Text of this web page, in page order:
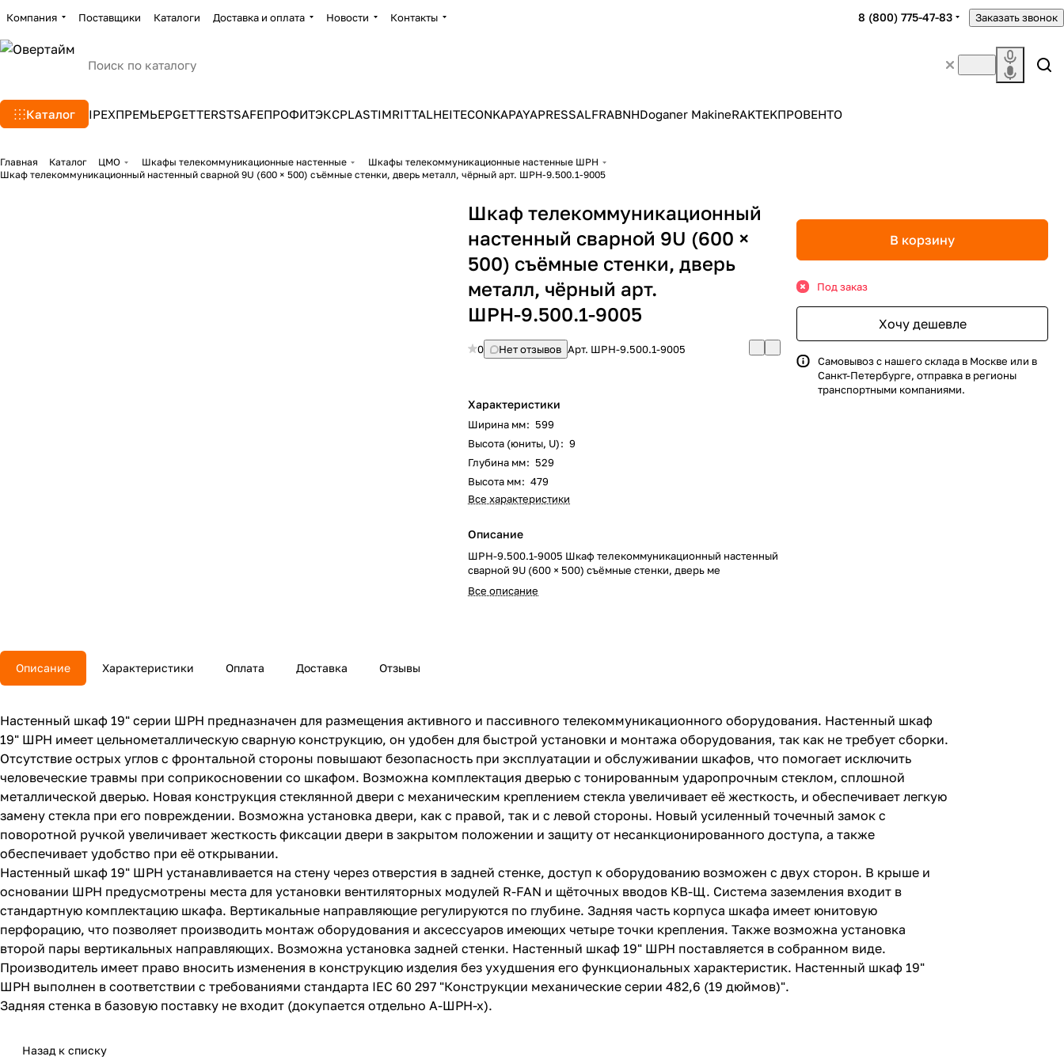
Компания Поставщики Каталоги Доставка и оплата Новости Контакты 8 (800) 775-47-83 Заказать звонок
Каталог IPEXПРЕМЬЕРGETTERSTSAFEПРОФИТЭКСPLASTIMRITTALHEITECONKAPAYAPRESSALFRABNHDoganer MakineRAKTEKПРОВЕНТО
Главная Каталог ЦМО Шкафы телекоммуникационные настенные
Шкафы телекоммуникационные настенные ШРН
Шкаф телекоммуникационный настенный сварной 9U (600 × 500) съёмные стенки, дверь металл, чёрный арт. ШРН-9.500.1-9005
Шкаф телекоммуникационный
настенный сварной 9U (600 ×
500) съёмные стенки, дверь
металл, чёрный арт.
ШРН-9.500.1-9005
0 Нет отзывов Арт. ШРН-9.500.1-9005
Характеристики
Ширина мм: 599
Высота (юниты, U): 9
Глубина мм: 529
Высота мм: 479
Все характеристики
Описание
ШРН-9.500.1-9005 Шкаф телекоммуникационный настенный
сварной 9U (600 × 500) съёмные стенки, дверь ме
Все описание
В корзину
Под заказ
Хочу дешевле
Самовывоз с нашего склада в Москве или в
Санкт-Петербурге, отправка в регионы
транспортными компаниями.
Описание Характеристики Оплата Доставка Отзывы
Настенный шкаф 19" серии ШРН предназначен для размещения активного и пассивного телекоммуникационного оборудования. Настенный шкаф
19" ШРН имеет цельнометаллическую сварную конструкцию, он удобен для быстрой установки и монтажа оборудования, так как не требует сборки.
Отсутствие острых углов с фронтальной стороны повышают безопасность при эксплуатации и обслуживании шкафов, что помогает исключить
человеческие травмы при соприкосновении со шкафом. Возможна комплектация дверью с тонированным ударопрочным стеклом, сплошной
металлической дверью. Новая конструкция стеклянной двери с механическим креплением стекла увеличивает её жесткость, и обеспечивает легкую
замену стекла при его повреждении. Возможна установка двери, как с правой, так и с левой стороны. Новый усиленный точечный замок с
поворотной ручкой увеличивает жесткость фиксации двери в закрытом положении и защиту от несанкционированного доступа, а также
обеспечивает удобство при её открывании.
Настенный шкаф 19" ШРН устанавливается на стену через отверстия в задней стенке, доступ к оборудованию возможен с двух сторон. В крыше и
основании ШРН предусмотрены места для установки вентиляторных модулей R-FAN и щёточных вводов КВ-Щ. Система заземления входит в
стандартную комплектацию шкафа. Вертикальные направляющие регулируются по глубине. Задняя часть корпуса шкафа имеет юнитовую
перфорацию, что позволяет производить монтаж оборудования и аксессуаров имеющих четыре точки крепления. Также возможна установка
второй пары вертикальных направляющих. Возможна установка задней стенки. Настенный шкаф 19" ШРН поставляется в собранном виде.
Производитель имеет право вносить изменения в конструкцию изделия без ухудшения его функциональных характеристик. Настенный шкаф 19"
ШРН выполнен в соответствии с требованиями стандарта IEC 60 297 "Конструкции механические серии 482,6 (19 дюймов)".
Задняя стенка в базовую поставку не входит (докупается отдельно А-ШРН-х).
Назад к списку